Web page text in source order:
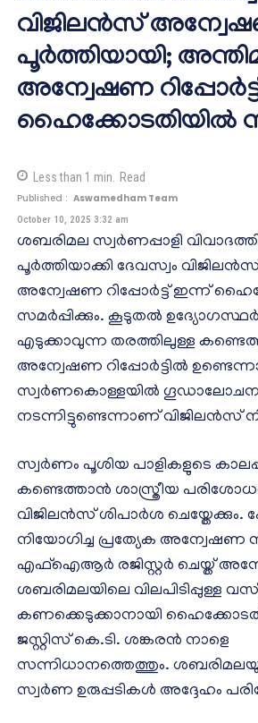
വിജിലൻസ്
പൂർത്തിയായി;
അന്വേഷണ
ഹൈക്കോടതിയിൽ
Less than 1 min. Read
Published : Aswamedham Team
October 10, 2025 3:32 am
ശബരിമല സ്വർണപ്പാളി
പൂർത്തിയാക്കി ദേവസ്വം
അന്വേഷണ റിപ്പോർട്ട് ഇന്ന്
സമർപ്പിക്കും. കൂടുതൽ
എടുക്കാവുന്ന തരത്തിലുള്ള
അന്വേഷണ റിപ്പോർട്ടിൽ
സ്വർണകൊള്ളയിൽ ഗൂഡാലോചന
നടന്നിട്ടുണ്ടെന്നാണ് വിജിലൻസ്
സ്വർണം പൂശിയ പാളികളുടെ
കണ്ടെത്താൻ ശാസ്ത്രീയ
വിജിലൻസ് ശിപാർശ ചെയ്തേക്കും.
നിയോഗിച്ച പ്രത്യേക അന്വേഷണ
എഫ്ഐആർ രജിസ്റ്റർ ചെയ്ത്
ശബരിമലയിലെ വിലപിടിപ്പുള്ള
കണക്കെടുക്കാനായി
ജസ്റ്റിസ് കെ.ടി. ശങ്കരൻ നാളെ
സന്നിധാനത്തെത്തും.
സ്വർണ ഉരുപ്പടികൾ അദ്ദേഹം